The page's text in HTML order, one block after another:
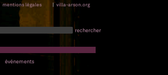
mentions légales | villa-arson.org
rechercher
événements